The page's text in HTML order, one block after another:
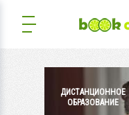
ДИСТАНЦИОННОЕ
ОБРАЗОВАНИЕ